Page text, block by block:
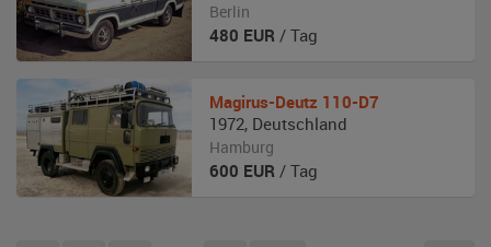
Berlin
480 EUR / Tag
Magirus-Deutz 110-D7
1972, Deutschland
Hamburg
600 EUR / Tag